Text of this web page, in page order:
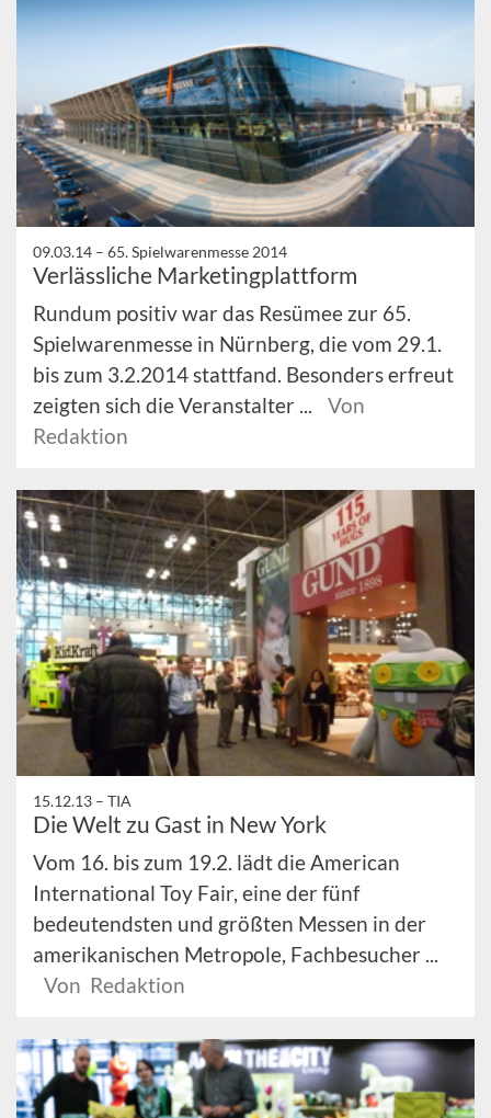
09.03.14 – 65. Spielwarenmesse 2014
Verlässliche Marketingplattform
Rundum positiv war das Resümee zur 65.
Spielwarenmesse in Nürnberg, die vom 29.1.
bis zum 3.2.2014 stattfand. Besonders erfreut
zeigten sich die Veranstalter ...
Von
Redaktion
15.12.13 – TIA
Die Welt zu Gast in New York
Vom 16. bis zum 19.2. lädt die American
International Toy Fair, eine der fünf
bedeutendsten und größten Messen in der
amerikanischen Metropole, Fachbesucher ...
Von Redaktion